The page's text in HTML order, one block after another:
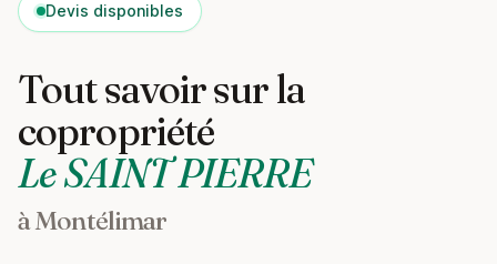
Devis disponibles
Tout savoir sur la
copropriété
Le SAINT PIERRE
à Montélimar